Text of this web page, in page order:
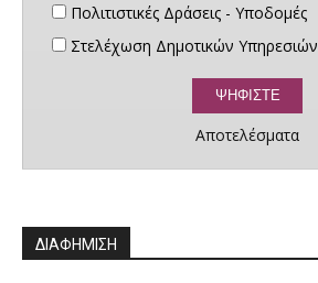
Πολιτιστικές Δράσεις - Υποδομές
Στελέχωση Δημοτικών Υπηρεσιών
Αποτελέσματα
ΔΙΑΦΗΜΙΣΗ